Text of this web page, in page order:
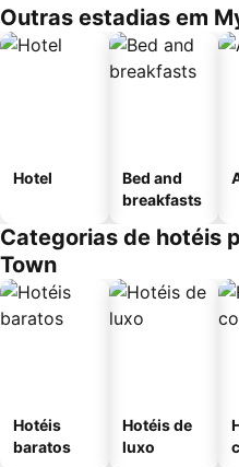
Outras estadias em
Hotel
Bed and
breakfasts
Categorias de hotéis
Town
Hotéis
baratos
Hotéis de
luxo